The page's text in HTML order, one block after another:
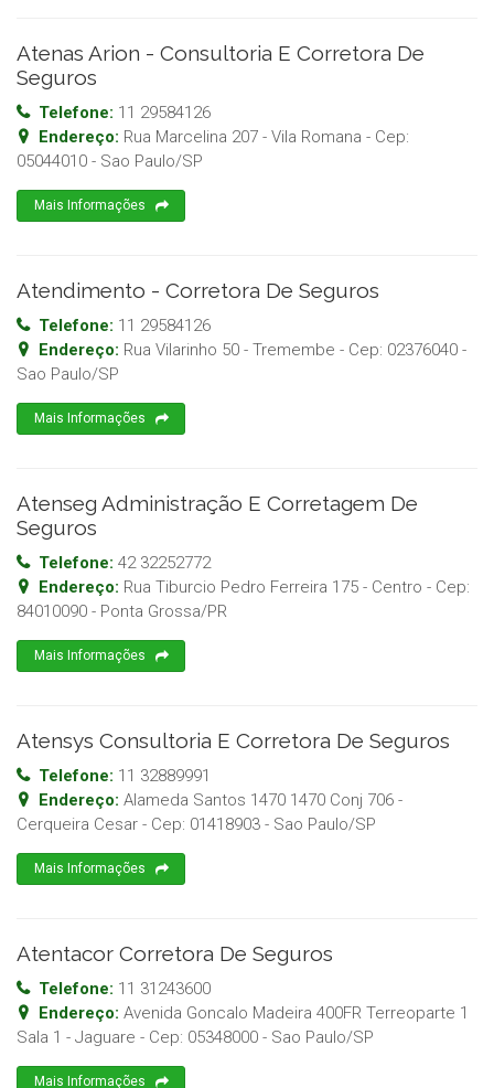
Atenas Arion - Consultoria E Corretora De
Seguros
Telefone: 11 29584126
Endereço: Rua Marcelina 207 - Vila Romana - Cep:
05044010 - Sao Paulo/SP
Mais Informações
Atendimento - Corretora De Seguros
Telefone: 11 29584126
Endereço: Rua Vilarinho 50 - Tremembe - Cep: 02376040 -
Sao Paulo/SP
Mais Informações
Atenseg Administração E Corretagem De
Seguros
Telefone: 42 32252772
Endereço: Rua Tiburcio Pedro Ferreira 175 - Centro - Cep:
84010090 - Ponta Grossa/PR
Mais Informações
Atensys Consultoria E Corretora De Seguros
Telefone: 11 32889991
Endereço: Alameda Santos 1470 1470 Conj 706 -
Cerqueira Cesar - Cep: 01418903 - Sao Paulo/SP
Mais Informações
Atentacor Corretora De Seguros
Telefone: 11 31243600
Endereço: Avenida Goncalo Madeira 400FR Terreoparte 1
Sala 1 - Jaguare - Cep: 05348000 - Sao Paulo/SP
Mais Informações